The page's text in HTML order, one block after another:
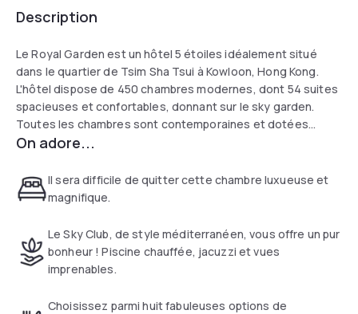
Description
Le Royal Garden est un hôtel 5 étoiles idéalement situé
dans le quartier de Tsim Sha Tsui à Kowloon, Hong Kong.
L'hôtel dispose de 450 chambres modernes, dont 54 suites
spacieuses et confortables, donnant sur le sky garden.
Toutes les chambres sont contemporaines et dotées
d'équipements avancés dépassant l'imagination.
On adore...
Il sera difficile de quitter cette chambre luxueuse et
magnifique.
Le Sky Club, de style méditerranéen, vous offre un pur
bonheur ! Piscine chauffée, jacuzzi et vues
imprenables.
Choisissez parmi huit fabuleuses options de